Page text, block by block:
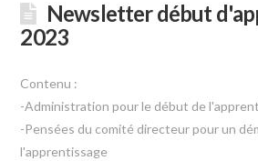
Newsletter début
2023
Contenu :
-Administration pour le début de
-Pensées du comité directeur pour un
l'apprentissage